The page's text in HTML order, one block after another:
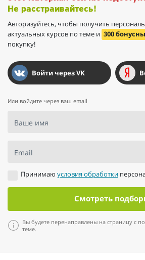
Не расстраивайтесь!
Авторизуйтесь, чтобы получить
актуальных курсов по теме и 300
покупку!
Войти через VK
Или войдите через ваш email
Ваше имя
Email
Принимаю условия обработки
Смотреть
Вы будете перенаправлены на страницу с
теме.